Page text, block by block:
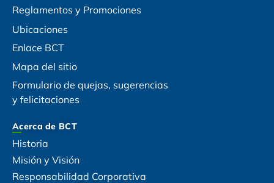
Reglamentos y Promociones
Ubicaciones
Enlace BCT
Mapa del sitio
Formulario de quejas, sugerencias
y felicitaciones
Acerca de BCT
Historia
Misión y Visión
Responsabilidad Corporativa